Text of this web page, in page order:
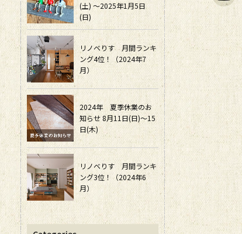
(土) ～2025年1月5日
(日)
リノベりす 月間ランキ
ング4位！（2024年7
月）
2024年 夏季休業のお
知らせ 8月11日(日)～15
日(木)
リノベりす 月間ランキ
ング3位！（2024年6
月）